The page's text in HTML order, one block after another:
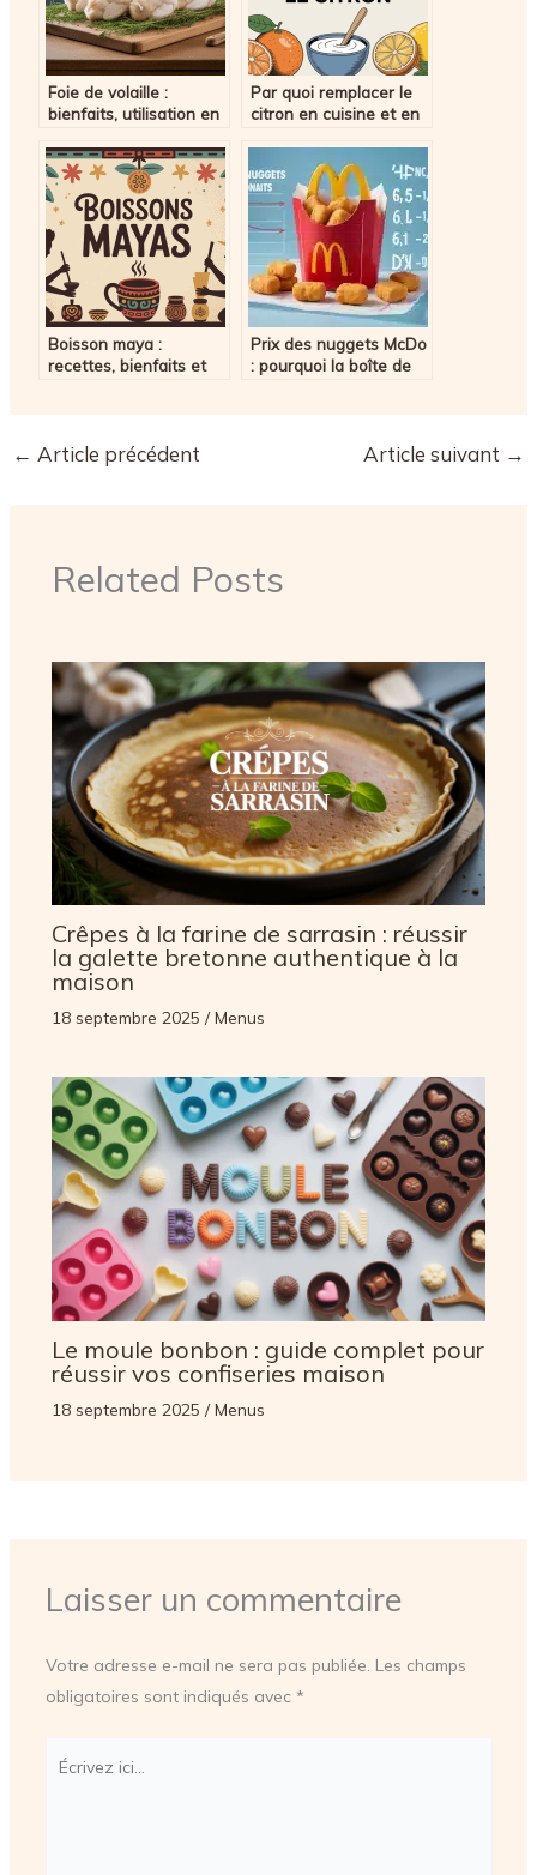
Foie de volaille :
bienfaits, utilisation en
pratiques
Par quoi remplacer le
citron en cuisine et en
Boisson maya :
recettes, bienfaits et
Prix des nuggets McDo
: pourquoi la boîte de
← Article précédent Article suivant →
Related Posts
Crêpes à la farine de sarrasin : réussir
la galette bretonne authentique à la
maison
18 septembre 2025 /Menus
Le moule bonbon : guide complet pour
réussir vos confiseries maison
18 septembre 2025 /Menus
Laisser un commentaire
Votre adresse e-mail ne sera pas publiée. Les champs
obligatoires sont indiqués avec *